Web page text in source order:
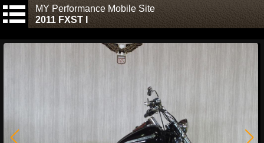
MY Performance Mobile Site
2011 FXST I